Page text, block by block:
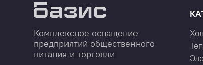
Комплексное оснащение
предприятий общественного
питания и торговли